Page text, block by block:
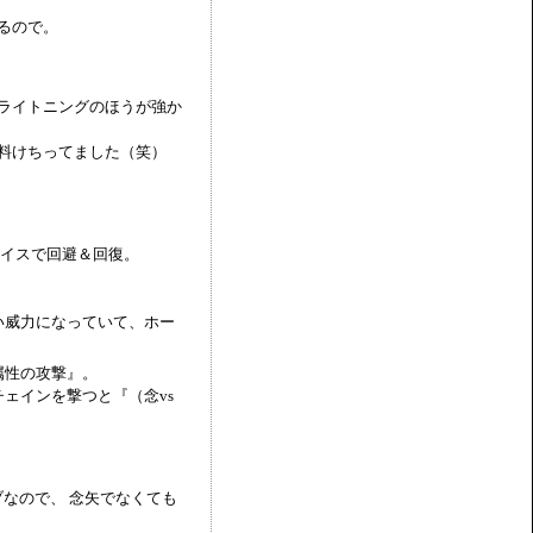
で。
イトニングのほうが強か
ちってました（笑）
スで回避＆回復。
力になっていて、ホー
の攻撃』。
インを撃つと『（念vs
ので、 念矢でなくても